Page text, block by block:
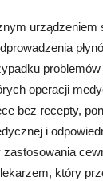
urządzeniem
operacji
bez recepty,
i
który